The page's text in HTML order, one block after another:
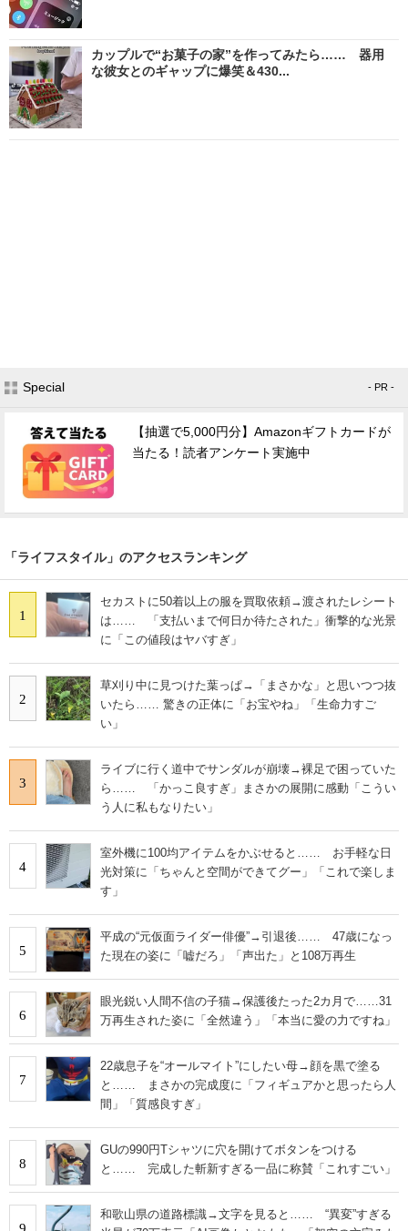
カップルで“お菓子の家”を作ってみたら…… 器用
な彼女とのギャップに爆笑＆430...
Special - PR -
【抽選で5,000円分】Amazonギフトカードが
当たる！読者アンケート実施中
「ライフスタイル」のアクセスランキング
1
セカストに50着以上の服を買取依頼→渡されたレシート
は…… 「支払いまで何日か待たされた」衝撃的な光景
に「この値段はヤバすぎ」
2
草刈り中に見つけた葉っぱ→「まさかな」と思いつつ抜
いたら…… 驚きの正体に「お宝やね」「生命力すご
い」
3
ライブに行く道中でサンダルが崩壊→裸足で困っていた
ら…… 「かっこ良すぎ」まさかの展開に感動「こうい
う人に私もなりたい」
4
室外機に100均アイテムをかぶせると…… お手軽な日
光対策に「ちゃんと空間ができてグー」「これで楽しま
す」
5
平成の“元仮面ライダー俳優”→引退後…… 47歳になっ
た現在の姿に「嘘だろ」「声出た」と108万再生
6
眼光鋭い人間不信の子猫→保護後たった2カ月で……31
万再生された姿に「全然違う」「本当に愛の力ですね」
7
22歳息子を“オールマイト”にしたい母→顔を黒で塗る
と…… まさかの完成度に「フィギュアかと思ったら人
間」「質感良すぎ」
8
GUの990円Tシャツに穴を開けてボタンをつける
と…… 完成した斬新すぎる一品に称賛「これすごい」
和歌山県の道路標識→文字を見ると…… “異変”すぎる